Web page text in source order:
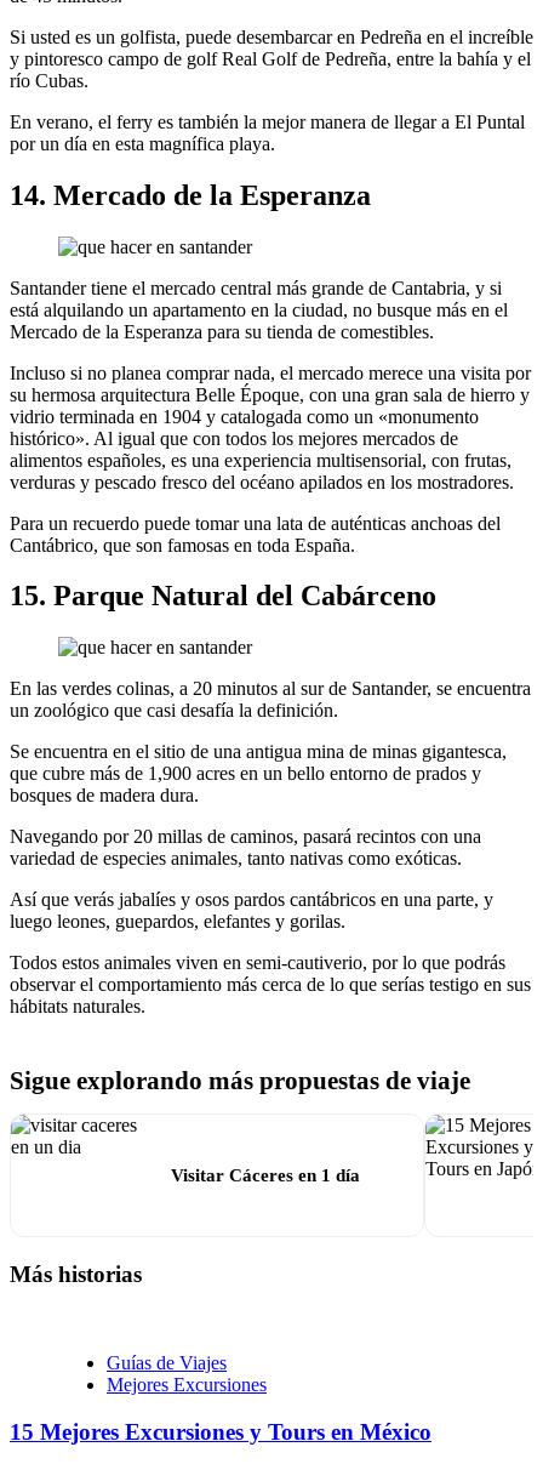
Si usted es un golfista, puede desembarcar en Pedreña en el increíble
y pintoresco campo de golf Real Golf de Pedreña, entre la bahía y el
río Cubas.
En verano, el ferry es también la mejor manera de llegar a El Puntal
por un día en esta magnífica playa.
14. Mercado de la Esperanza
Santander tiene el mercado central más grande de Cantabria, y si
está alquilando un apartamento en la ciudad, no busque más en el
Mercado de la Esperanza para su tienda de comestibles.
Incluso si no planea comprar nada, el mercado merece una visita por
su hermosa arquitectura Belle Époque, con una gran sala de hierro y
vidrio terminada en 1904 y catalogada como un «monumento
histórico». Al igual que con todos los mejores mercados de
alimentos españoles, es una experiencia multisensorial, con frutas,
verduras y pescado fresco del océano apilados en los mostradores.
Para un recuerdo puede tomar una lata de auténticas anchoas del
Cantábrico, que son famosas en toda España.
15. Parque Natural del Cabárceno
En las verdes colinas, a 20 minutos al sur de Santander, se encuentra
un zoológico que casi desafía la definición.
Se encuentra en el sitio de una antigua mina de minas gigantesca,
que cubre más de 1,900 acres en un bello entorno de prados y
bosques de madera dura.
Navegando por 20 millas de caminos, pasará recintos con una
variedad de especies animales, tanto nativas como exóticas.
Así que verás jabalíes y osos pardos cantábricos en una parte, y
luego leones, guepardos, elefantes y gorilas.
Todos estos animales viven en semi-cautiverio, por lo que podrás
observar el comportamiento más cerca de lo que serías testigo en sus
hábitats naturales.
Sigue explorando más propuestas de viaje
Visitar Cáceres en 1 día
Más historias
Guías de Viajes
Mejores Excursiones
15 Mejores Excursiones y Tours en México